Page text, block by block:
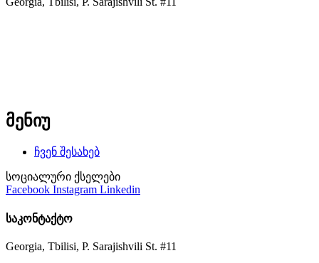
მენიუ
ჩვენ შესახებ
სოციალური ქსელები
Facebook Instagram Linkedin
საკონტაქტო
Georgia, Tbilisi, P. Sarajishvili St. #11